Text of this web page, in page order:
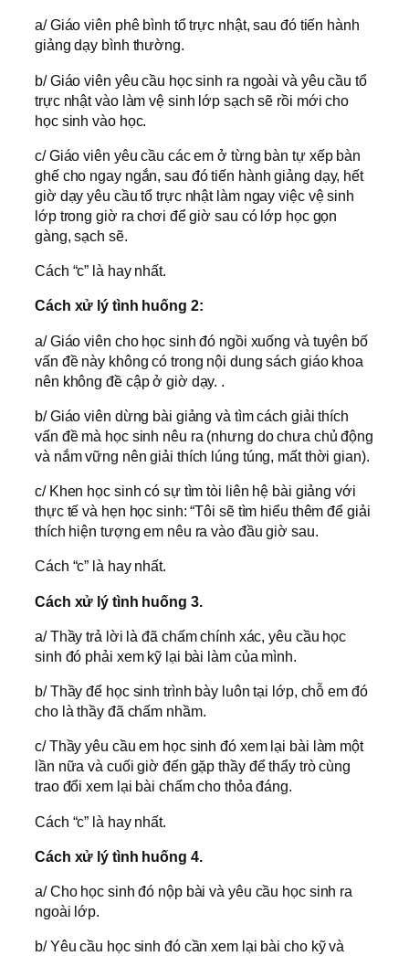
a/ Giáo viên phê bình tổ trực nhật, sau đó tiến hành
giảng dạy bình thường.
b/ Giáo viên yêu cầu học sinh ra ngoài và yêu cầu tổ
trực nhật vào làm vệ sinh lớp sạch sẽ rồi mới cho
học sinh vào học.
c/ Giáo viên yêu cầu các em ở từng bàn tự xếp bàn
ghế cho ngay ngắn, sau đó tiến hành giảng dạy, hết
giờ dạy yêu cầu tổ trực nhật làm ngay việc vệ sinh
lớp trong giờ ra chơi để giờ sau có lớp học gọn
gàng, sạch sẽ.
Cách “c” là hay nhất.
Cách xử lý tình huống 2:
a/ Giáo viên cho học sinh đó ngồi xuống và tuyên bố
vấn đề này không có trong nội dung sách giáo khoa
nên không đề cập ở giờ dạy. .
b/ Giáo viên dừng bài giảng và tìm cách giải thích
vấn đề mà học sinh nêu ra (nhưng do chưa chủ động
và nắm vững nên giải thích lúng túng, mất thời gian).
c/ Khen học sinh có sự tìm tòi liên hệ bài giảng với
thực tế và hẹn học sinh: “Tôi sẽ tìm hiểu thêm để giải
thích hiện tượng em nêu ra vào đầu giờ sau.
Cách “c” là hay nhất.
Cách xử lý tình huống 3.
a/ Thầy trả lời là đã chấm chính xác, yêu cầu học
sinh đó phải xem kỹ lại bài làm của mình.
b/ Thầy để học sinh trình bày luôn tại lớp, chỗ em đó
cho là thầy đã chấm nhầm.
c/ Thầy yêu cầu em học sinh đó xem lại bài làm một
lần nữa và cuối giờ đến gặp thầy để thẩy trò cùng
trao đổi xem lại bài chấm cho thỏa đáng.
Cách “c” là hay nhất.
Cách xử lý tình huống 4.
a/ Cho học sinh đó nộp bài và yêu cầu học sinh ra
ngoài lớp.
b/ Yêu cầu học sinh đó cần xem lại bài cho kỹ và